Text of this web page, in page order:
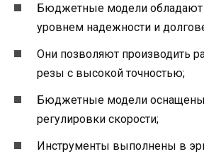
Бюджетные модели
уровнем надежности и
Они позволяют производить
резы с высокой точностью;
Бюджетные модели
регулировки скорости;
Инструменты выполнены в